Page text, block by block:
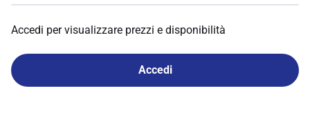
Accedi per visualizzare prezzi e disponibilità
Accedi